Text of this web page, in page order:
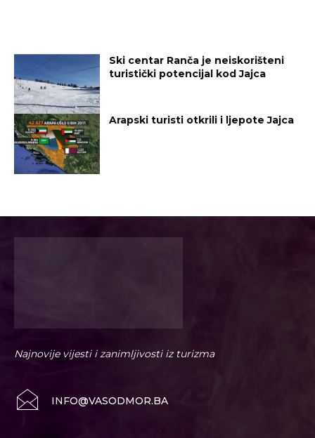
Ski centar Ranča je neiskorišteni
turistički potencijal kod Jajca
Arapski turisti otkrili i ljepote Jajca
Najnovije vijesti i zanimljivosti iz turizma
INFO@VASODMOR.BA